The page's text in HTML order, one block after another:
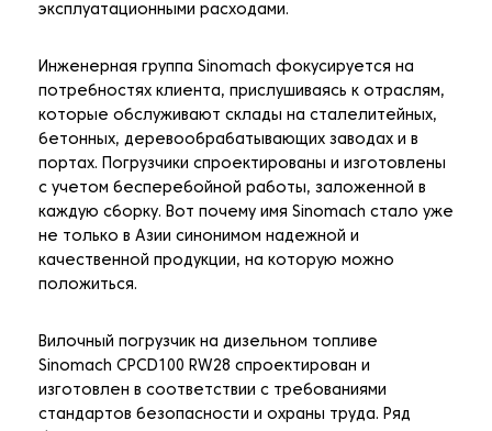
эксплуатационными расходами.
Инженерная группа Sinomach фокусируется на
потребностях клиента, прислушиваясь к отраслям,
которые обслуживают склады на сталелитейных,
бетонных, деревообрабатывающих заводах и в
портах. Погрузчики спроектированы и изготовлены
с учетом бесперебойной работы, заложенной в
каждую сборку. Вот почему имя Sinomach стало уже
не только в Азии синонимом надежной и
качественной продукции, на которую можно
положиться.
Вилочный погрузчик на дизельном топливе
Sinomach CPCD100 RW28 спроектирован и
изготовлен в соответствии с требованиями
стандартов безопасности и охраны труда. Ряд